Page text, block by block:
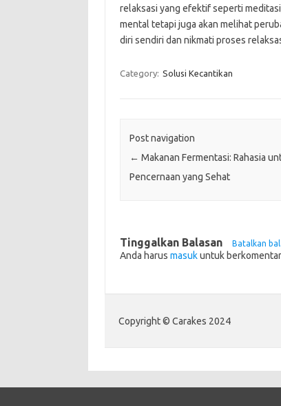
relaksasi yang efektif seperti
mental tetapi juga akan melihat
diri sendiri dan nikmati proses
Category: Solusi Kecantikan
Post navigation
← Makanan Fermentasi: Rahasia
Pencernaan yang Sehat
Tinggalkan Balasan Batalkan
Anda harus masukuntuk
Copyright © Carakes 2024